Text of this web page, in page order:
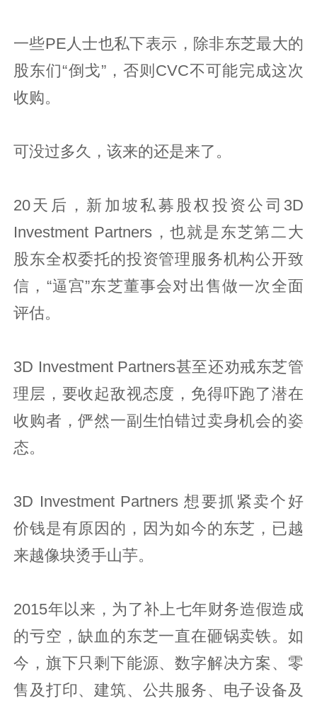
一些PE人士也私下表示，除非东芝最大的
股东们“倒戈”，否则CVC不可能完成这次
收购。
可没过多久，该来的还是来了。
20天后，新加坡私募股权投资公司3D
Investment Partners，也就是东芝第二大
股东全权委托的投资管理服务机构公开致
信，“逼宫”东芝董事会对出售做一次全面
评估。
3D Investment Partners甚至还劝戒东芝管
理层，要收起敌视态度，免得吓跑了潜在
收购者，俨然一副生怕错过卖身机会的姿
态。
3D Investment Partners 想要抓紧卖个好
价钱是有原因的，因为如今的东芝，已越
来越像块烫手山芋。
2015年以来，为了补上七年财务造假造成
的亏空，缺血的东芝一直在砸锅卖铁。如
今，旗下只剩下能源、数字解决方案、零
售及打印、建筑、公共服务、电子设备及